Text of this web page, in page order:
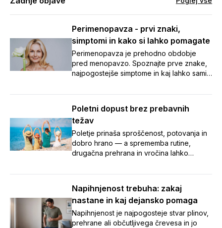
Perimenopavza - prvi znaki,
simptomi in kako si lahko pomagate
Perimenopavza je prehodno obdobje
pred menopavzo. Spoznajte prve znake,
najpogostejše simptome in kaj lahko sami
Poletni dopust brez prebavnih
težav
Poletje prinaša sproščenost, potovanja in
dobro hrano — a sprememba rutine,
drugačna prehrana in vročina lahko
Napihnjenost, zaprtje in potovalna driska
spremljevalci. V članku smo zbrali sedem
preprostih nasvetov, s katerimi boste tudi
na poti poskrbeli za urejeno prebavo in
brezskrben oddih. 🌞
Napihnjenost trebuha: zakaj
nastane in kaj dejansko pomaga
Napihnjenost je najpogosteje stvar plinov,
prehrane ali občutljivega črevesa in jo